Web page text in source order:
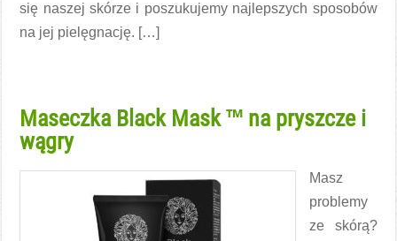
się naszej skórze i poszukujemy najlepszych sposobów
na jej pielęgnację. […]
Maseczka Black Mask ™ na pryszcze i
wągry
Masz
problemy
ze skórą?